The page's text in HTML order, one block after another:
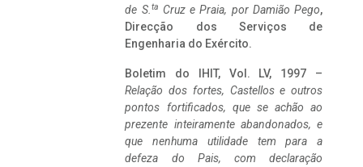
de S. ta Cruz e Praia, por Damião Pego,
Direcção dos Serviços de
Engenharia do Exército.
Boletim do IHIT, Vol. LV, 1997 –
Relação dos fortes, Castellos e outros
pontos fortificados, que se achão ao
prezente inteiramente abandonados, e
que nenhuma utilidade tem para a
defeza do Pais, com declaração